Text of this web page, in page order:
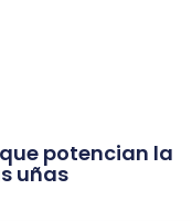
potencian la
uñas